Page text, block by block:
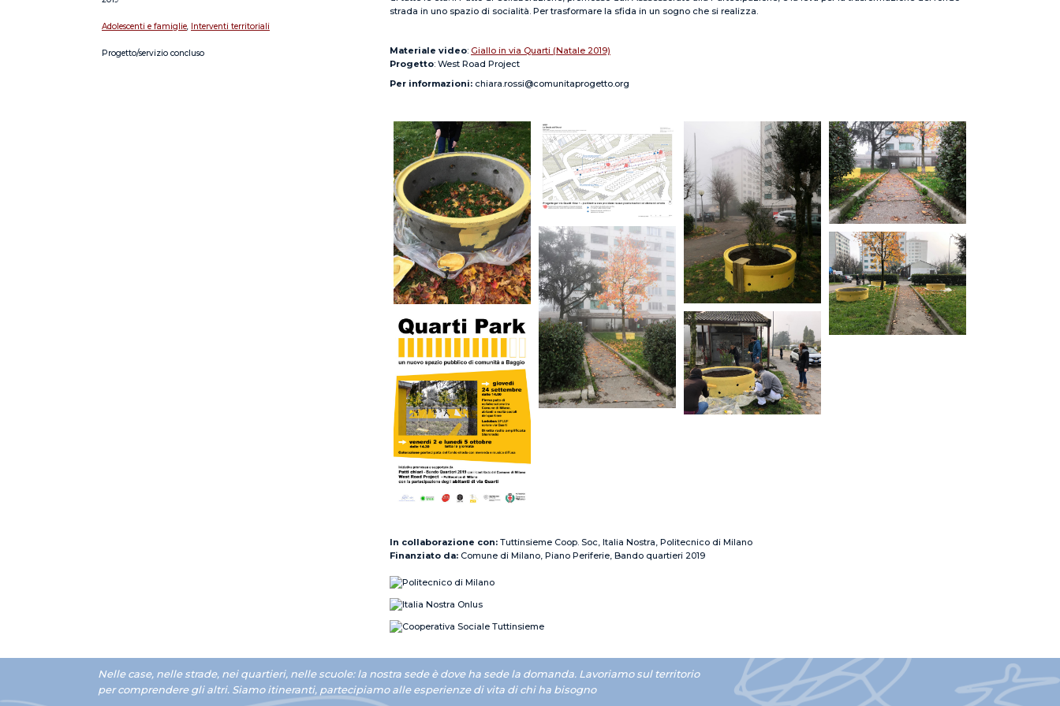
strada in uno spazio di socialità. Per trasformare la sfida in un sogno che si realizza.
Materiale video: Giallo in via Quarti (Natale 2019)
Progetto: West Road Project
Per informazioni chiara.rossi@comunitaprogetto.org
In collaborazione con Tuttinsieme Coop. Soc, Italia Nostra, Politecnico di Milano
Finanziato da Comune di Milano, Piano Periferie, Bando quartieri 2019
Adolescenti e famiglie Interventi territoriali
Progetto/servizio concluso
Nelle case, nelle strade, nei quartieri, nelle scuole: la nostra sede è dove ha sede la domanda. Lavoriamosul territorio
per comprendere gli altri. Siamo itineranti, partecipiamo alleesperienze di vita di chi ha bisogno